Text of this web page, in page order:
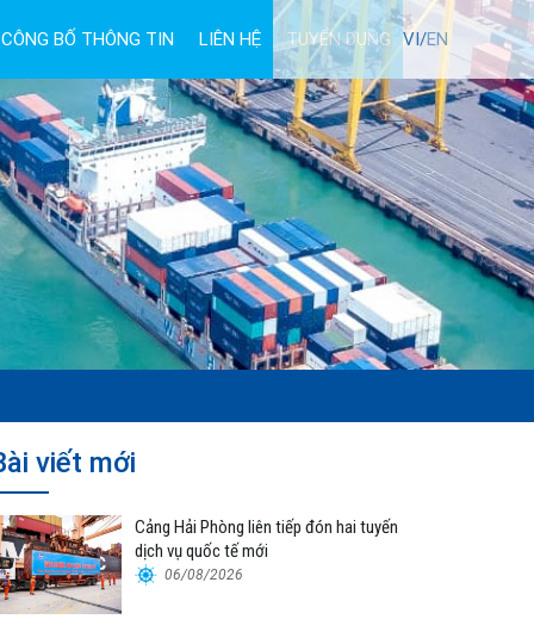
CÔNG BỐ THÔNG TIN LIÊN HỆ TUYỂN DỤNG VI/EN
viết mới
Cảng Hải Phòng liên tiếp đón hai tuyến
dịch vụ quốc tế mới
06/08/2026